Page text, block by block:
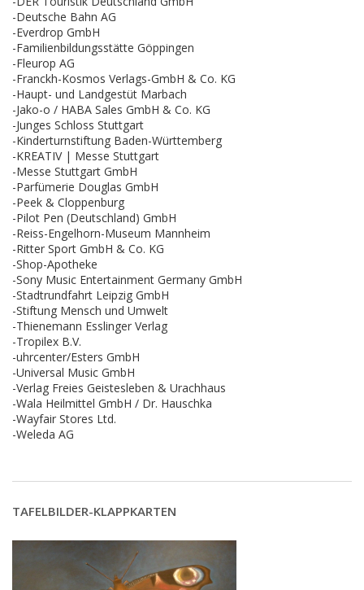
-Deutsche Bahn AG
-Everdrop GmbH
-Familienbildungsstätte Göppingen
-Fleurop AG
-Franckh-Kosmos Verlags-GmbH & Co. KG
-Haupt- und Landgestüt Marbach
-Jako-o / HABA Sales GmbH & Co. KG
-Junges Schloss Stuttgart
-Kinderturnstiftung Baden-Württemberg
-KREATIV | Messe Stuttgart
-Messe Stuttgart GmbH
-Parfümerie Douglas GmbH
-Peek & Cloppenburg
-Pilot Pen (Deutschland) GmbH
-Reiss-Engelhorn-Museum Mannheim
-Ritter Sport GmbH & Co. KG
-Shop-Apotheke
-Sony Music Entertainment Germany GmbH
-Stadtrundfahrt Leipzig GmbH
-Stiftung Mensch und Umwelt
-Thienemann Esslinger Verlag
-Tropilex B.V.
-uhrcenter/Esters GmbH
-Universal Music GmbH
-Verlag Freies Geistesleben & Urachhaus
-Wala Heilmittel GmbH / Dr. Hauschka
-Wayfair Stores Ltd.
-Weleda AG
TAFELBILDER-KLAPPKARTEN